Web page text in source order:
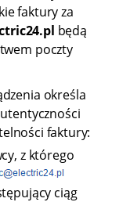
faktury za
.pl będą
poczty
określa
faktury:
z którego
ciąg